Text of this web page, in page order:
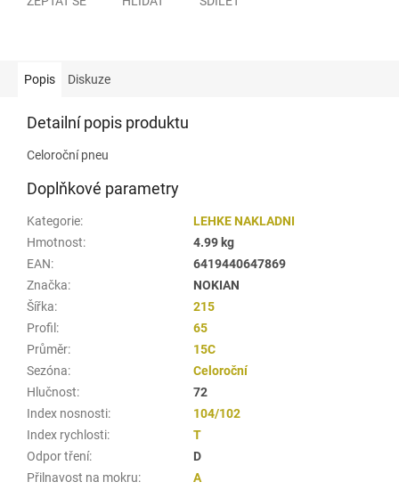
Popis Diskuze
Detailní popis produktu
Celoroční pneu
Doplňkové parametry
Kategorie:
LEHKE NAKLADNI
Hmotnost:
4.99 kg
EAN:
6419440647869
Značka:
NOKIAN
Šířka:
215
Profil :
65
Průměr:
15C
Sezóna:
Celoroční
Hlučnost:
72
Index nosnosti:
104/102
Index rychlosti:
T
Odpor tření:
D
Přilnavost na mokru:
A